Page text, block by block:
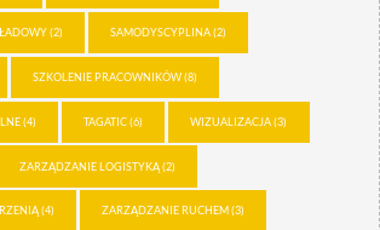
(2) SAMODYSCYPLINA(2)
SZKOLENIE PRACOWNIKÓW(8)
(4) TAGATIC(6) WIZUALIZACJA(3)
ZARZĄDZANIE LOGISTYKĄ(2)
(4) ZARZĄDZANIE RUCHEM (3)